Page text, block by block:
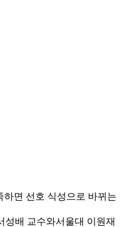
면 선호 식성으로 바뀌는
성배 교수와서울대 이원재